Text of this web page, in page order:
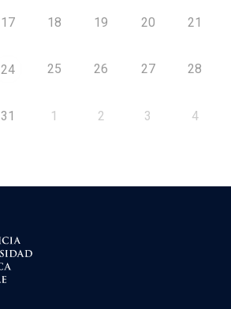
17 18 19 20 21
24 25 26 27 28
31 1 2 3 4